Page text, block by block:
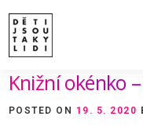
content
ÚVOD
O MNĚ
VIDEA A
Knižní okénko
POSTED ON 19. 5. 2020